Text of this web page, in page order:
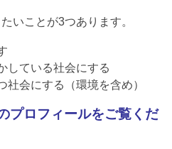
いことが3つあります。
している社会にする
会にする（環境を含め）
プロフィールをご覧くだ